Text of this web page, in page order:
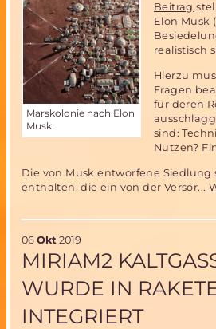
Marskolonie nach Elon
Musk
Beitrag
Elon Musk
realistisch
Hierzu
Fragen
für deren
sind:
Nutzen?
Die von Musk entworfene Siedlung
enthalten, die ein von der Versor...
06 Okt 2019
MIRIAM2
WURDE IN
INTEGRIERT